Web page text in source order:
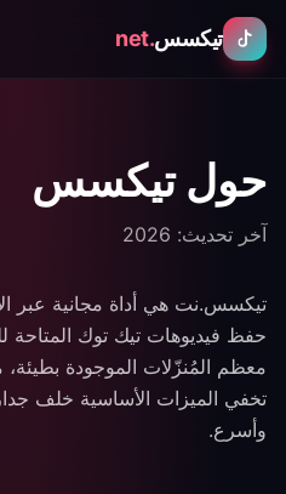
Skip
تيكسس.net
حول تيكسس
آخر تحديث:
2026
تيكسس.نت هي أداة مجانية عبر
حفظ فيديوهات تيك توك المتاحة
معظم المُنزّلات الموجودة بطيئة،
تخفي الميزات الأساسية خلف
وأسرع.